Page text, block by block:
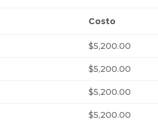
Costo
$5,200.00
$5,200.00
$5,200.00
$5,200.00